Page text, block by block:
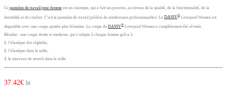
Ce pantalon de travail pour femme est un classique, qui a fait ses preuves, au niveau de la qualité, de la fonctionnalité, de la
durabilité et du confort. C’est le pantalon de travail préféré de nombreuses professionnelles! Le DASSY® Liverpool Women est
disponible avec une coupe ajustée plus féminine. La coupe du DASSY® Liverpool Women a complètement été révisée.
Résultat : une coupe droite et moderne, qui s’adapte à chaque femme grâce à
1. l’élastique dos réglable;
2. l’élastique dans la taille;
3. le morceau de stretch dans la taille.
37.42€ ht